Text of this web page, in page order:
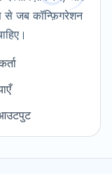
से जब कॉन्फ़िगरेशन